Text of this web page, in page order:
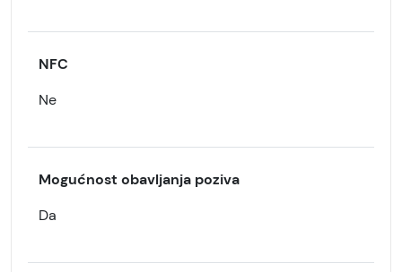
NFC
Ne
Mogućnost obavljanja poziva
Da